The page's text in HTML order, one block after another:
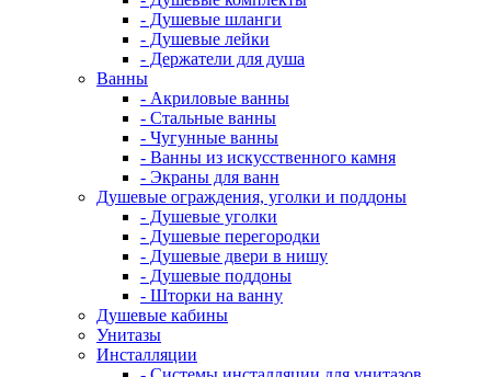
- Душевые шланги
- Душевые лейки
- Держатели для душа
Ванны
- Акриловые ванны
- Стальные ванны
- Чугунные ванны
- Ванны из искусственного камня
- Экраны для ванн
Душевые ограждения, уголки и поддоны
- Душевые уголки
- Душевые перегородки
- Душевые двери в нишу
- Душевые поддоны
- Шторки на ванну
Душевые кабины
Унитазы
Инсталляции